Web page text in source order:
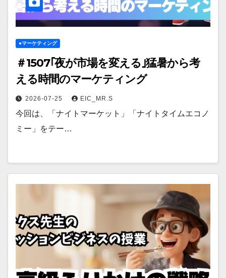
●マーケティング
＃1507｢夜が市場を変える｣猛暑から考
える時間のマーケティング
2026-07-25 EIC_MR.S
今回は、「ナイトマーケット」「ナイトタイムエコノ
ミー」をテー…